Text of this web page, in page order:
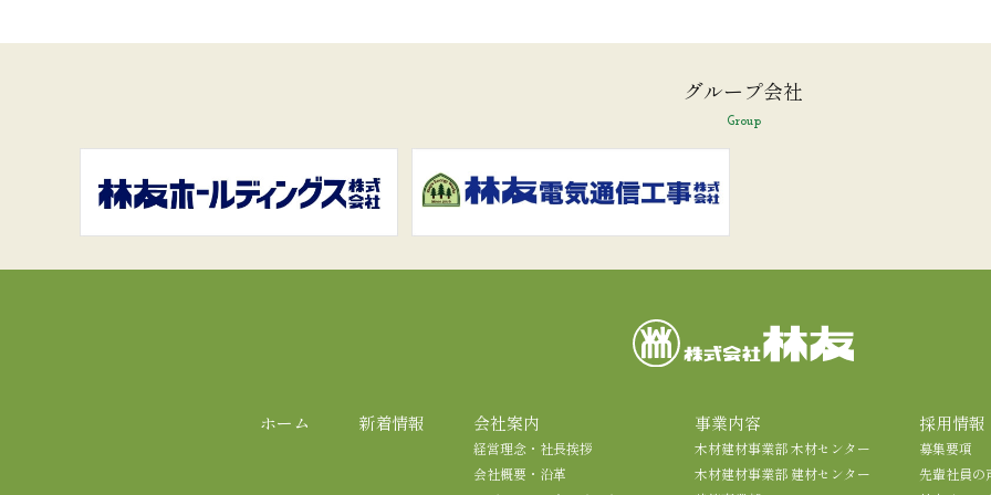
グループ会社
Group
ホーム 新着情報 会社案内
経営理念・社長挨拶
会社概要・沿革
事業内容
木材建材事業部 木材センター
木材建材事業部 建材センター
採用情報
募集要項
先輩社員の